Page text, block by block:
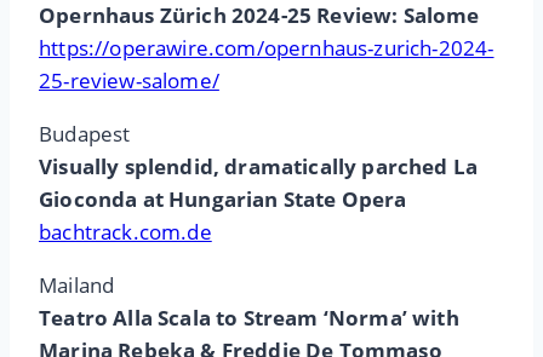
Opernhaus Zürich 2024-25 Review: Salome
https://operawire.com/opernhaus-zurich-2024-
25-review-salome/
Budapest
Visually splendid, dramatically parched La
Gioconda at Hungarian State Opera
bachtrack.com.de
Mailand
Teatro Alla Scala to Stream ‘Norma’ with
Marina Rebeka & Freddie De Tommaso